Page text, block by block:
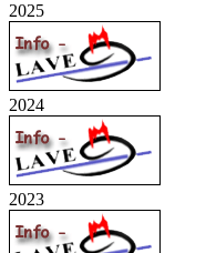
2025
2024
2023